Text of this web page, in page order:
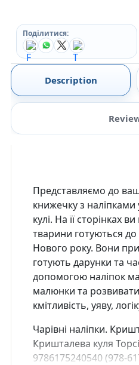
Поділитися:
Description
Представляємо до
книжечку з наліпками
кулі. На її сторінках
тварини готуються
Нового року. Вони
готують дарунки та
допомогою наліпок
малюнки та
кмітливість, уяву,
Чарівні наліпки.
Кришталева куля
9786175240540 (978-